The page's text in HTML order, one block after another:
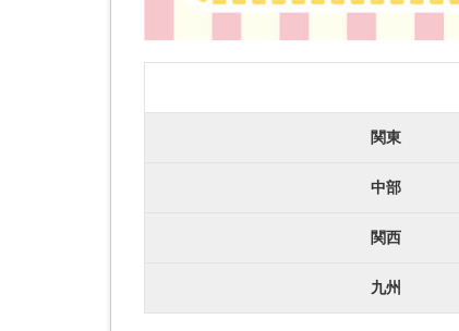
関東
中部
関西
九州